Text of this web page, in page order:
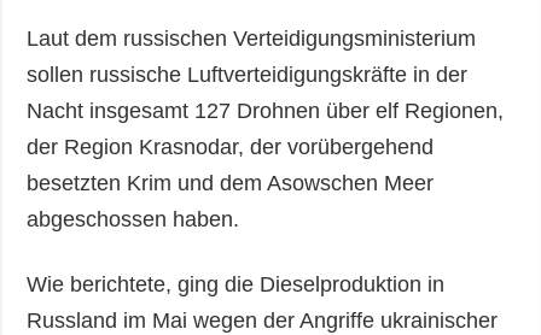
Laut dem russischen Verteidigungsministerium
sollen russische Luftverteidigungskräfte in der
Nacht insgesamt 127 Drohnen über elf Regionen,
der Region Krasnodar, der vorübergehend
besetzten Krim und dem Asowschen Meer
abgeschossen haben.
Wie berichtete, ging die Dieselproduktion in
Russland im Mai wegen der Angriffe ukrainischer